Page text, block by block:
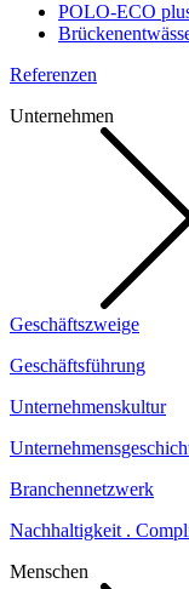
POLO-ECO
Referenzen
Unternehmen
Geschäftszweige
Geschäftsführung
Unternehmenskultur
Branchennetzwerk
Nachhaltigkeit .
Menschen